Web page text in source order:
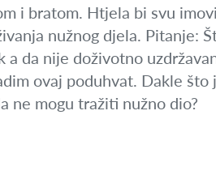
i bratom. Htjela bi svu
nužnog djela. Pitanje:
da nije doživotno
ovaj poduhvat. Dakle
ne mogu tražiti nužno dio?